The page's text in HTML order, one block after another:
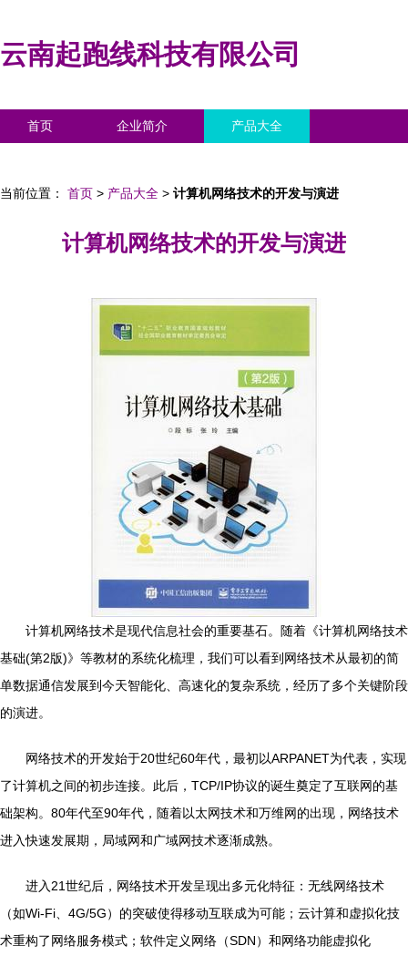
云南起跑线科技有限公司
首页 企业简介 产品大全
当前位置： 首页 > 产品大全 > 计算机网络技术的开发与演进
计算机网络技术的开发与演进
计算机网络技术是现代信息社会的重要基石。随着《计算机网络技术
基础(第2版)》等教材的系统化梳理，我们可以看到网络技术从最初的简
单数据通信发展到今天智能化、高速化的复杂系统，经历了多个关键阶段
的演进。
网络技术的开发始于20世纪60年代，最初以ARPANET为代表，实现
了计算机之间的初步连接。此后，TCP/IP协议的诞生奠定了互联网的基
础架构。80年代至90年代，随着以太网技术和万维网的出现，网络技术
进入快速发展期，局域网和广域网技术逐渐成熟。
进入21世纪后，网络技术开发呈现出多元化特征：无线网络技术
（如Wi-Fi、4G/5G）的突破使得移动互联成为可能；云计算和虚拟化技
术重构了网络服务模式；软件定义网络（SDN）和网络功能虚拟化